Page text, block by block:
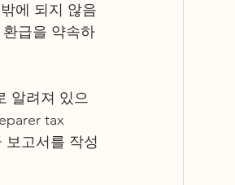
에 되지 않음
급을 약속하
알려져 있으
tax
보고서를 작성